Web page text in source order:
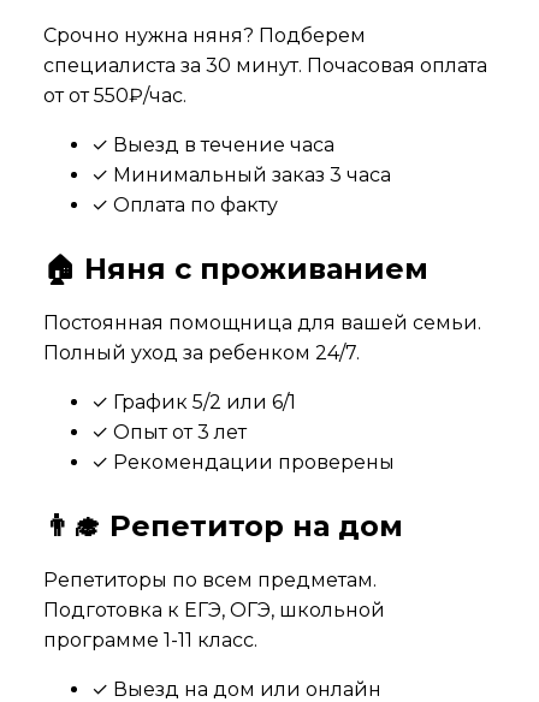
Срочно нужна няня? Подберем
специалиста за 30 минут. Почасовая оплата
отот 550₽/час.
✓ Выезд в течение часа
✓ Минимальный заказ 3 часа
✓ Оплата по факту
🏠 Няня с проживанием
Постоянная помощница для вашей семьи.
Полный уход за ребенком 24/7.
✓ График 5/2 или 6/1
✓ Опыт от 3 лет
✓ Рекомендации проверены
👨‍🎓 Репетитор на дом
Репетиторы по всем предметам.
Подготовка к ЕГЭ, ОГЭ, школьной
программе 1-11 класс.
✓ Выезд на дом или онлайн